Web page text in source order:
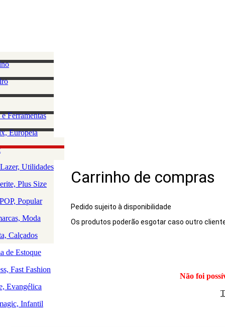
Acessórios
Masculino
e
Ferramentas
da Casa
Saúde
Europeia
Lingerie
Utilidades
Plus Size
Popular
Moda
Calçados
de Estoque
Fast Fashion
Evangélica
Infantil
Carrinho de compras
Pedido sujeito à disponibilidade
Os produtos poderão esgotar caso outro
Produto
Não foi